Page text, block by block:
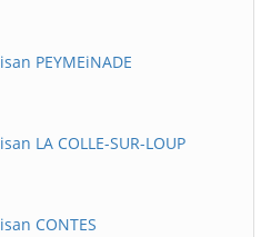
PEYMEiNADE
LA COLLE-SUR-LOUP
CONTES